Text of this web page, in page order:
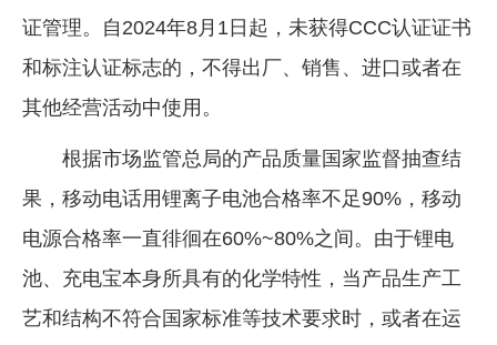
党建工作
企业文化
《资源再生》杂志
行情报价
数字报
证管理。自2024年8月1日起，未获得CCC认证证书
和标注认证标志的，不得出厂、销售、进口或者在
其他经营活动中使用。
根据市场监管总局的产品质量国家监督抽查结
果，移动电话用锂离子电池合格率不足90%，移动
电源合格率一直徘徊在60%~80%之间。由于锂电
池、充电宝本身所具有的化学特性，当产品生产工
艺和结构不符合国家标准等技术要求时，或者在运